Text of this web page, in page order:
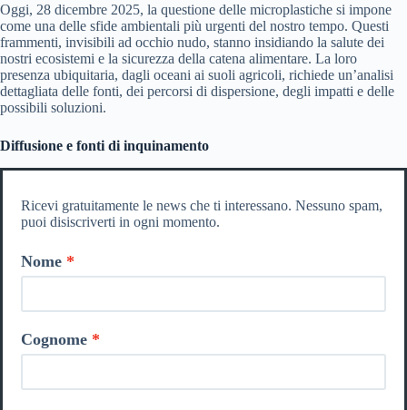
Oggi, 28 dicembre 2025, la questione delle microplastiche si impone
come una delle sfide ambientali più urgenti del nostro tempo. Questi
frammenti, invisibili ad occhio nudo, stanno insidiando la salute dei
nostri ecosistemi e la sicurezza della catena alimentare. La loro
presenza ubiquitaria, dagli oceani ai suoli agricoli, richiede un’analisi
dettagliata delle fonti, dei percorsi di dispersione, degli impatti e delle
possibili soluzioni.
Diffusione e fonti di inquinamento
Ricevi gratuitamente le news che ti interessano. Nessuno spam,
puoi disiscriverti in ogni momento.
Nome
Cognome